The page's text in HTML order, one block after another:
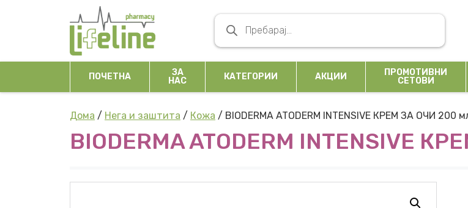
Main Navigation
Products search
ПОЧЕТНА
ЗА
НАС
КАТЕГОРИИ АКЦИИ
ПРОМОТИВНИ
СЕТОВИ
Дома / Нега и заштита / Кожа / BIODERMA ATODERM INTENSIVE КРЕМ ЗА ОЧИ 200
BIODERMA ATODERM INTENSIVE